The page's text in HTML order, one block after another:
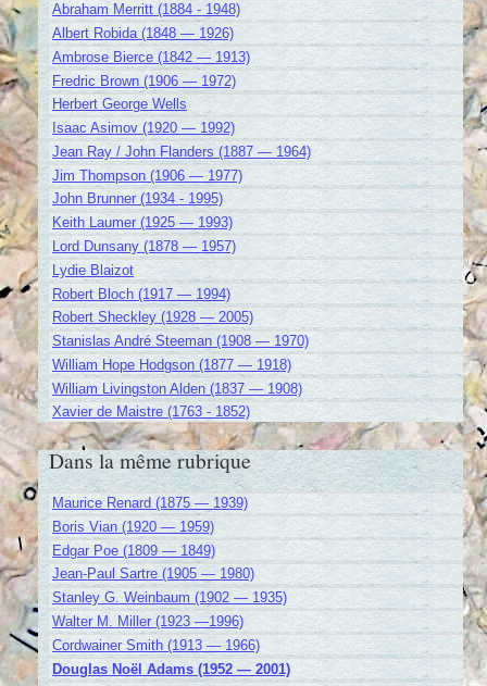
Abraham Merritt (1884 - 1948)
Albert Robida (1848 — 1926)
Ambrose Bierce (1842 — 1913)
Fredric Brown (1906 — 1972)
Herbert George Wells
Isaac Asimov (1920 — 1992)
Jean Ray / John Flanders (1887 — 1964)
Jim Thompson (1906 — 1977)
John Brunner (1934 - 1995)
Keith Laumer (1925 — 1993)
Lord Dunsany (1878 — 1957)
Lydie Blaizot
Robert Bloch (1917 — 1994)
Robert Sheckley (1928 — 2005)
Stanislas André Steeman (1908 — 1970)
William Hope Hodgson (1877 — 1918)
William Livingston Alden (1837 — 1908)
Xavier de Maistre (1763 - 1852)
Dans la même rubrique
Maurice Renard (1875 — 1939)
Boris Vian (1920 — 1959)
Edgar Poe (1809 — 1849)
Jean-Paul Sartre (1905 — 1980)
Stanley G. Weinbaum (1902 — 1935)
Walter M. Miller (1923 —1996)
Cordwainer Smith (1913 — 1966)
Douglas Noël Adams (1952 — 2001)